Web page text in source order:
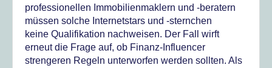
professionellen Immobilienmaklern und -beratern
müssen solche Internetstars und -sternchen
keine Qualifikation nachweisen. Der Fall wirft
erneut die Frage auf, ob Finanz-Influencer
strengeren Regeln unterworfen werden sollten. Als